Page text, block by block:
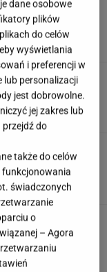
wiedziałam, że
400 tys. zł.
rozprawiają się ze
dorobek. Mało
dane osobowe
plików
do celów
wyświetlania
i preferencji w
lub personalizacji
jest dobrowolne.
jej zakres lub
przejdź do
także do celów
funkcjonowania
świadczonych
o
– Agora